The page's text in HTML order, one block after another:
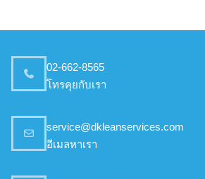
02-662-8565
โทรคุยกับเรา
service@dkleanservices.com
อีเมลหาเรา